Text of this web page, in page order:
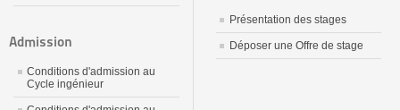
Admission
Conditions d'admission au
Cycle ingénieur
Présentation des stages
Déposer une Offre de stage